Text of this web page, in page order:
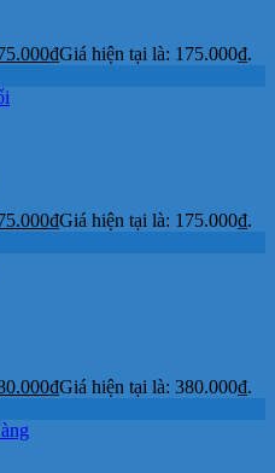
₫Giá hiện tại là: 175.000₫.
₫Giá hiện tại là: 175.000₫.
₫Giá hiện tại là: 380.000₫.